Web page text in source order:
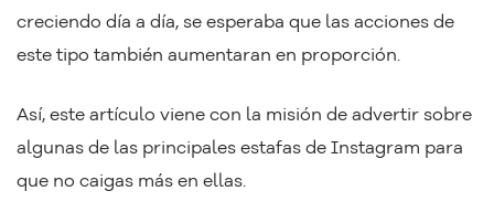
creciendo día a día, se esperaba que las acciones de
este tipo también aumentaran en proporción.
Así, este artículo viene con la misión de advertir sobre
algunas de las principales estafas de Instagram para
que no caigas más en ellas.
By visiting this Site, you agree to our Terms of Use , including its choice
of law, forum selection, dispute resolution, and class-action waiver
provisions. You also agree to our use of cookies and other
technologies that monitor your use of the Site. Your interactions on the
Site may be recorded or monitored by us or a third party with which we